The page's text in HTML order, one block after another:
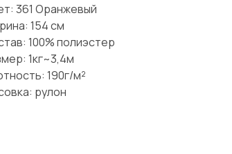
361 Оранжевый
154 см
100% полиэстер
1кг~3,4м
190г/м²
рулон